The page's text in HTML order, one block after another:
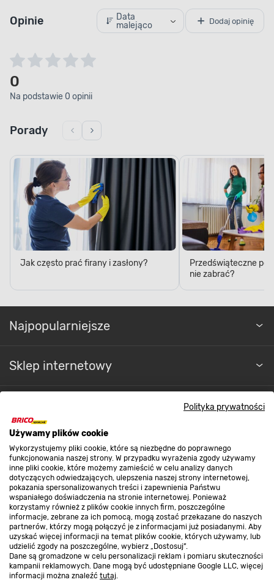
Polityka prywatności
Używamy plików cookie
Wykorzystujemy pliki cookie, które są niezbędne do poprawnego
funkcjonowania naszej strony. W przypadku wyrażenia zgody używamy
inne pliki cookie, które możemy zamieścić w celu analizy danych
dotyczących odwiedzających, ulepszenia naszej strony internetowej,
pokazania spersonalizowanych treści i zapewnienia Państwu
wspaniałego doświadczenia na stronie internetowej. Ponieważ
korzystamy również z plików cookie innych firm, poszczególne
informacje, zebrane za ich pomocą, mogą zostać przekazane do naszych
partnerów, którzy mogą połączyć je z informacjami już posiadanymi. Aby
uzyskać więcej informacji na temat plików cookie, których używamy, lub
udzielić zgody na poszczególne, wybierz „Dostosuj”.
Dane są gromadzone w celu personalizacji reklam i pomiaru skuteczności
kampanii reklamowych. Dane mogą być udostępniane Google LLC, więcej
informacji można znaleźć tutaj.
Opinie
Data
malejąco
Dodaj opinię
0
Na podstawie 0 opinii
Porady
Jak często prać firany i zasłony?
Przedświąteczne
nie zabrać?
Najpopularniejsze
Sklep internetowy
Promocje
Nasze sklepy
O nas
Kontakt do sklepu